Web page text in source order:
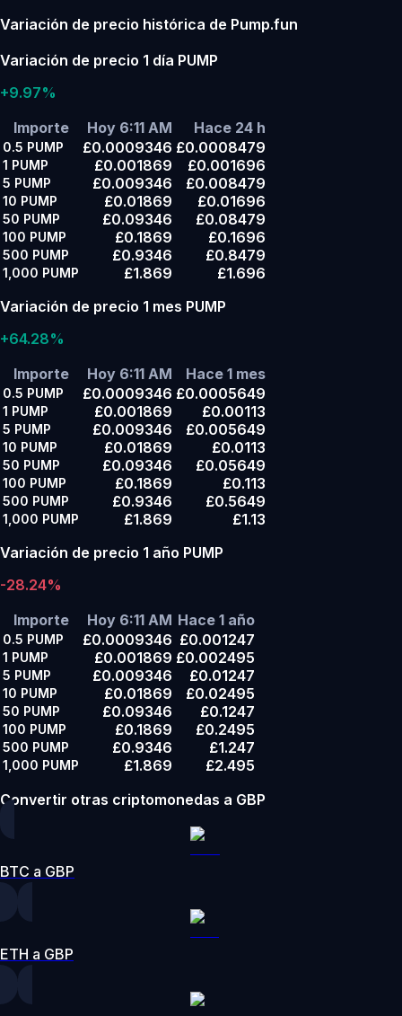
Variación de precio histórica de Pump.fun
Variación de precio 1 día PUMP
+9.97%
Importe
Hoy 6:11 AM Hace 24 h
0.5 PUMP £0.0009346 £0.0008479
1 PUMP £0.001869 £0.001696
5 PUMP £0.009346 £0.008479
10 PUMP £0.01869 £0.01696
50 PUMP £0.09346 £0.08479
100 PUMP £0.1869 £0.1696
500 PUMP £0.9346 £0.8479
1,000 PUMP £1.869
£1.696
Variación de precio 1 mes PUMP
+64.28%
Importe
Hoy 6:11 AM Hace 1 mes
0.5 PUMP £0.0009346 £0.0005649
1 PUMP £0.001869 £0.00113
5 PUMP £0.009346 £0.005649
10 PUMP £0.01869 £0.0113
50 PUMP £0.09346 £0.05649
100 PUMP £0.1869 £0.113
500 PUMP £0.9346 £0.5649
1,000 PUMP £1.869
£1.13
Variación de precio 1 año PUMP
-28.24%
Importe
Hoy 6:11 AM Hace 1 año
0.5 PUMP £0.0009346 £0.001247
1 PUMP £0.001869 £0.002495
5 PUMP £0.009346 £0.01247
10 PUMP £0.01869 £0.02495
50 PUMP £0.09346 £0.1247
100 PUMP £0.1869 £0.2495
500 PUMP £0.9346 £1.247
1,000 PUMP £1.869
£2.495
Convertir otras criptomonedas a GBP
BTC a GBP
ETH a GBP